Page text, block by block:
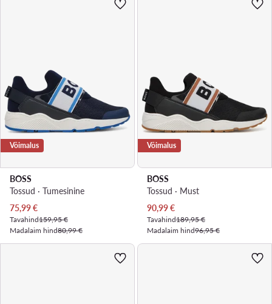
Võimalus
BOSS
Tossud · Tumesinine
Praegune hind
75,99€
Tavahind159,95 €
Madalaim hind80,99 €
Võimalus
BOSS
Tossud · Must
Praegune hind
90,99€
Tavahind189,95 €
Madalaim hind96,95 €